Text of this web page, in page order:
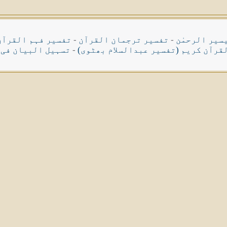
الرحمٰن - تفسیر ترجمان القرآن - تفسیر فہم
کریم (تفسیر عبدالسلام بھٹوی) - تسہیل البیان